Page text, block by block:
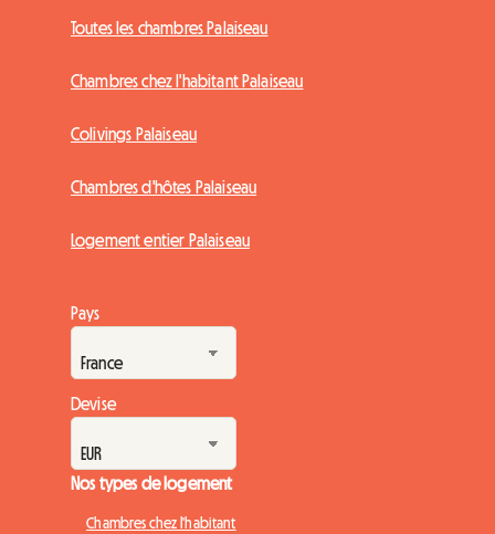
Toutes les chambres Palaiseau
Chambres chez l'habitant Palaiseau
Colivings Palaiseau
Chambres d'hôtes Palaiseau
Logement entier Palaiseau
Pays
Devise
Nos types de logement
Chambres chez l'habitant